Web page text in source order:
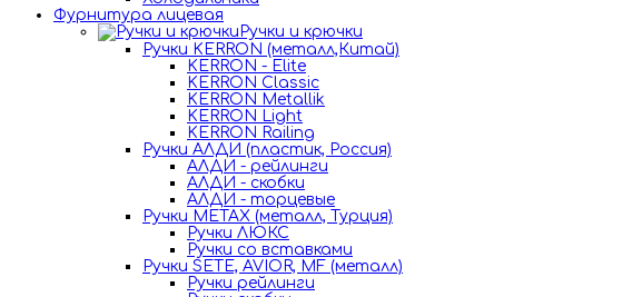
Фурнитура лицевая
Ручки и крючки
Ручки KERRON (металл,Китай)
KERRON - Elite
KERRON Classic
KERRON Metallik
KERRON Light
KERRON Railing
Ручки АЛДИ (пластик, Россия)
АЛДИ - рейлинги
АЛДИ - скобки
АЛДИ - торцевые
Ручки METAX (металл, Турция)
Ручки ЛЮКС
Ручки со вставками
Ручки SETE, AVIOR, MF (металл)
Ручки рейлинги